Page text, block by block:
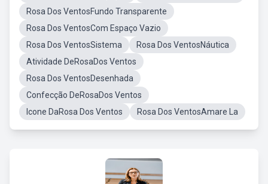
Rosa Dos VentosFundo Transparente
Rosa Dos VentosCom Espaço Vazio
Rosa Dos VentosSistema
Rosa Dos VentosNáutica
Atividade DeRosaDos Ventos
Rosa Dos VentosDesenhada
Confecção DeRosaDos Ventos
Icone DaRosa Dos Ventos
Rosa Dos VentosAmare La